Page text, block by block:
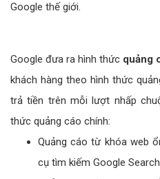
Google thế giới.
Google đưa ra hình thức quảng
khách hàng theo hình thức
trả tiền trên mỗi lượt nhấp
thức quảng cáo chính:
Quảng cáo từ khóa web
cụ tìm kiếm Google Search